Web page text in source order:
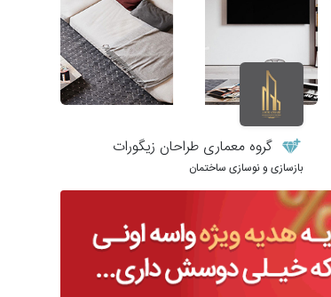
گروه معماری طراحان زیگورات
بازسازی و نوسازی ساختمان